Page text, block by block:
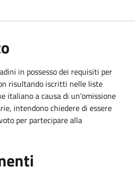
in possesso dei requisiti per
risultando iscritti nelle liste
italiano a causa di un'omissione
intendono chiedere di essere
per partecipare alla